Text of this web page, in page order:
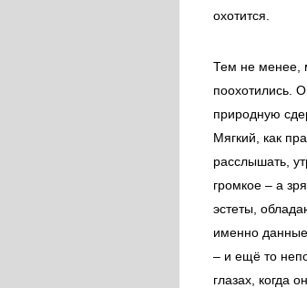
охотится.
Тем не менее,
поохотились.
природную
Мягкий, как
расслышать,
громкое – а
эстеты,
именно
– и ещё то
глазах, когда